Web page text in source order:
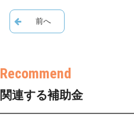
関連する補助金